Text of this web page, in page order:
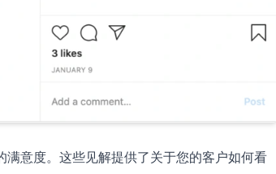
意度。这些见解提供了关于您的客户如何看